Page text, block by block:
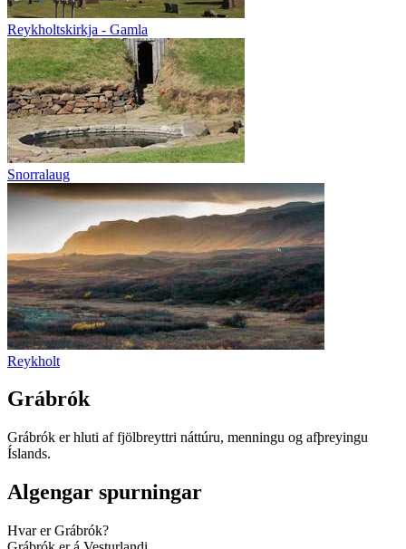
Reykholtskirkja - Gamla
Snorralaug
Reykholt
Grábrók
Grábrók er hluti af fjölbreyttri náttúru, menningu og afþreyingu
Íslands.
Algengar spurningar
Hvar er Grábrók?